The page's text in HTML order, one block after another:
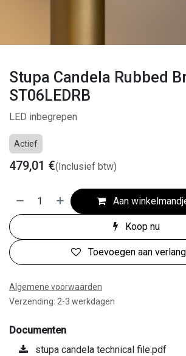
Stupa Candela Rubbed
ST06LEDRB
LED inbegrepen
Actief
479,01 €(Inclusief btw)
Aan
Koop nu
Toevoegen aan
Algemene voorwaarden
Verzending: 2-3 werkdagen
Documenten
stupa candela technical file.pdf